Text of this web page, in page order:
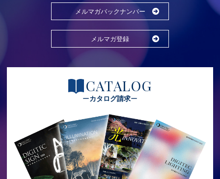
メルマガバックナンバー
メルマガ登録
CATALOG
カタログ請求